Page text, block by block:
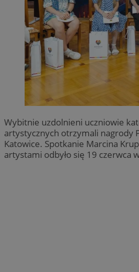
Wybitnie uzdolnieni uczniowie
artystycznych otrzymali nagrody
Katowice. Spotkanie Marcina
artystami odbyło się 19 czerwca